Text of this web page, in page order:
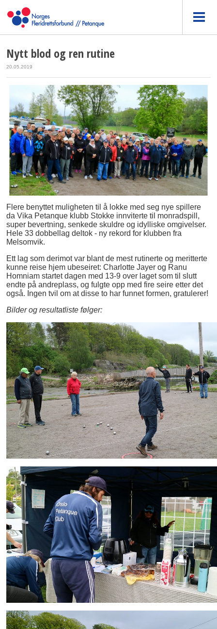
Nytt blod og ren rutine
20.05.2019
Flere benyttet muligheten til å lokke med seg nye spillere
da Vika Petanque klubb Stokke innviterte til monradspill,
super bevertning, senkede skuldre og idylliske omgivelser.
Hele 33 dobbellag deltok - ny rekord for klubben fra
Melsomvik.
Ett lag som derimot var blant de mest rutinerte og meritterte
kunne reise hjem ubeseiret: Charlotte Jayer og Ranu
Homniam startet dagen med 13-9 over laget som til slutt
endte på andreplass, og fulgte opp med fire seire etter det
også. Ingen tvil om at disse to har funnet formen, gratulerer!
Bilder og resultatliste følger: